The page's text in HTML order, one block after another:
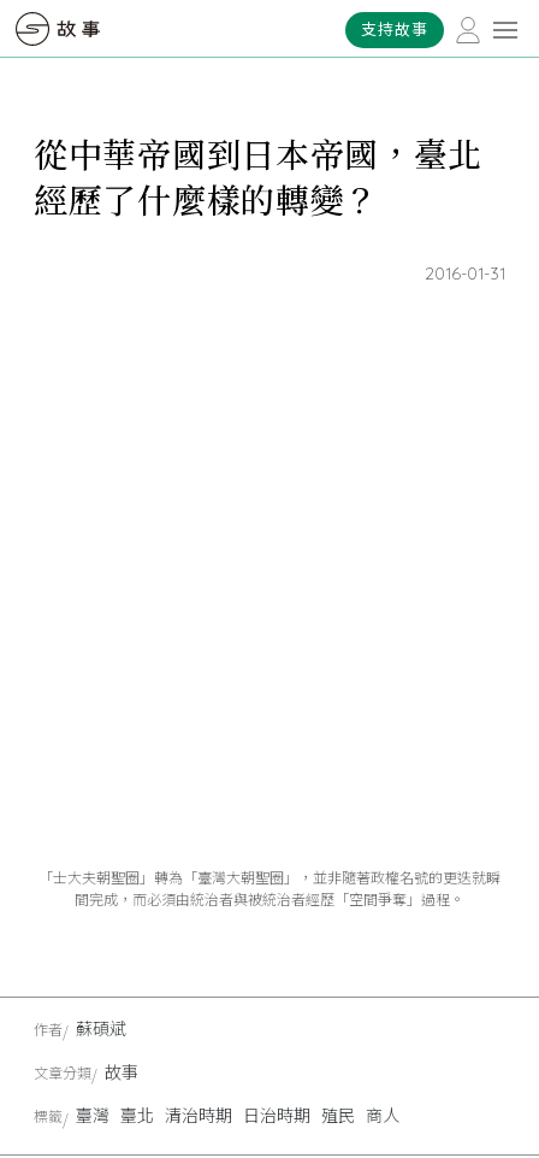
支持故事
從中華帝國到日本帝國，臺北
經歷了什麼樣的轉變？
2016-01-31
「士大夫朝聖圈」轉為「臺灣大朝聖圈」，並非隨著政權名號的更迭就瞬
間完成，而必須由統治者與被統治者經歷「空間爭奪」過程。
作者 蘇碩斌
文章分類 故事
標籤 臺灣 臺北 清治時期 日治時期 殖民 商人